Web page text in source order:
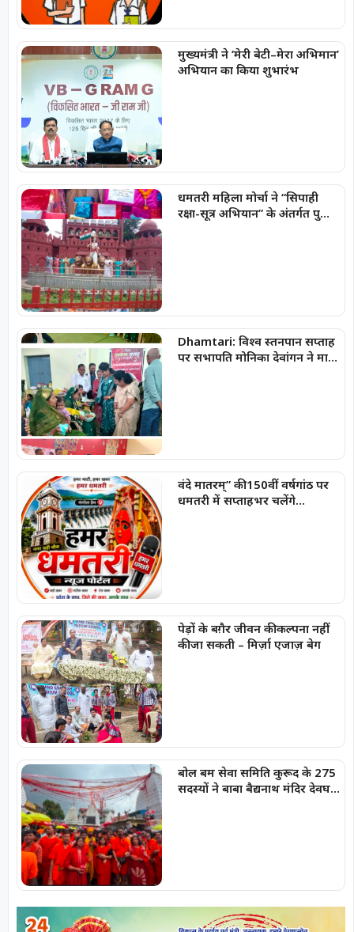
मुख्यमंत्री ने ‘मेरी बेटी–मेरा अभिमान’
अभियान का किया शुभारंभ
धमतरी महिला मोर्चा ने “सिपाही
रक्षा-सूत्र अभियान” के अंतर्गत पुलिस
Dhamtari: विश्व स्तनपान सप्ताह
पर सभापति मोनिका देवांगन ने मातृ
वंदे मातरम्” की 150वीं वर्षगांठ पर
धमतरी में सप्ताहभर चलेंगे
पेड़ों के बग़ैर जीवन की कल्पना नहीं
की जा सकती – मिर्ज़ा एजाज़ बेग
बोल बम सेवा समिति कुरूद के 275
सदस्यों ने बाबा बैद्यनाथ मंदिर देवघर